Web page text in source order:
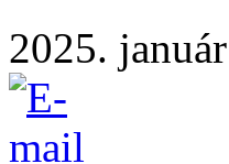
2025.